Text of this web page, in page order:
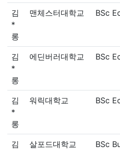
김
*
롱
맨체스터대학교 BSc
김
*
롱
에딘버러대학교 BSc
김
*
롱
워릭대학교 BSc
김
살포드대학교
BSc